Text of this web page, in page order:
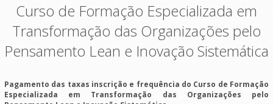
Curso de Formação Especializada em
Transformação das Organizações pelo
Pensamento Lean e Inovação Sistemática
Pagamento das taxas inscrição e frequência do Curso de Formação
Especializada em Transformação das Organizações pelo